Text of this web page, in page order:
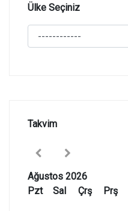
Ülke Seçiniz
Takvim
Ağustos 2026
Pzt
Sal Çrş Prş